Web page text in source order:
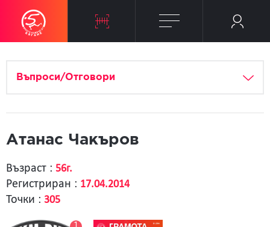
Въпроси/Отговори
Атанас Чакъров
Възраст : 56г.
Регистриран : 17.04.2014
Точки : 305